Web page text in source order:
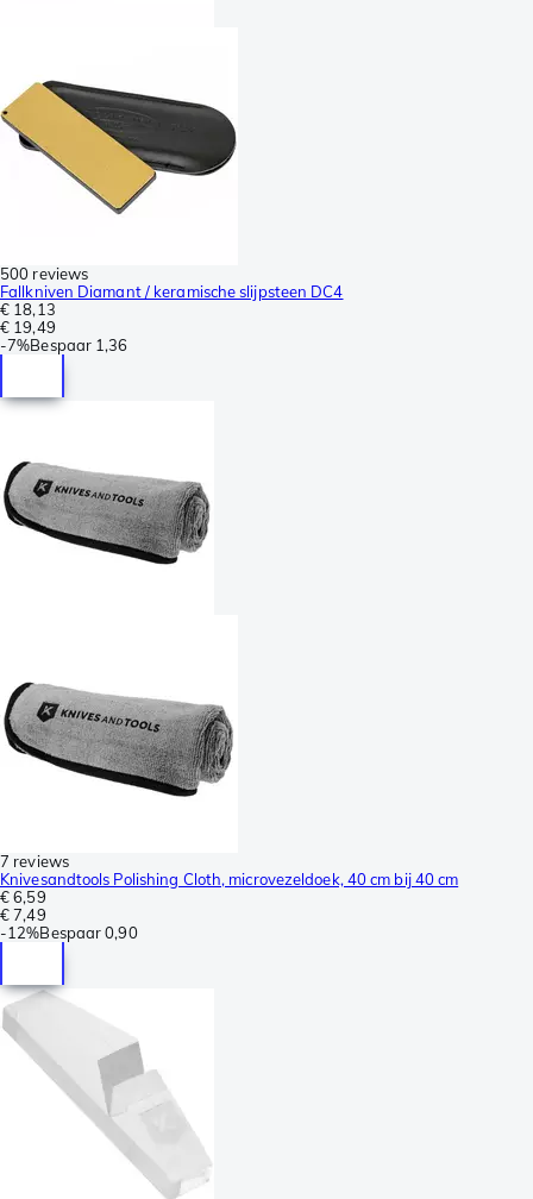
500 reviews
Fallkniven Diamant / keramische slijpsteen DC4
€ 18,13
€ 19,49
-7%Bespaar 1,36
7 reviews
Knivesandtools Polishing Cloth, microvezeldoek, 40 cm bij 40 cm
€ 6,59
€ 7,49
-12%Bespaar 0,90